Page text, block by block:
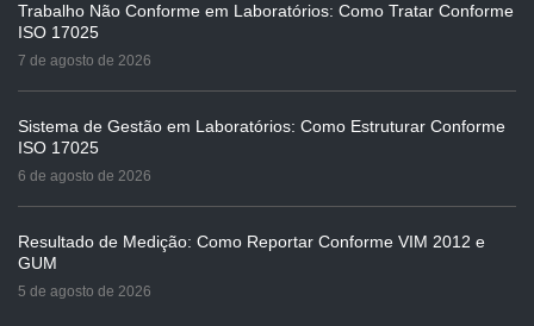
Trabalho Não Conforme em Laboratórios: Como Tratar Conforme
ISO 17025
7 de agosto de 2026
Sistema de Gestão em Laboratórios: Como Estruturar Conforme
ISO 17025
6 de agosto de 2026
Resultado de Medição: Como Reportar Conforme VIM 2012 e
GUM
5 de agosto de 2026